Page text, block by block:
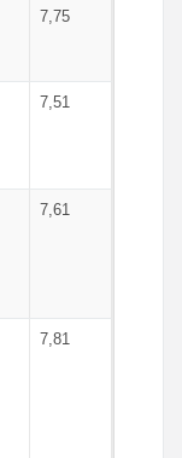
7,75
7,51
7,61
7,81